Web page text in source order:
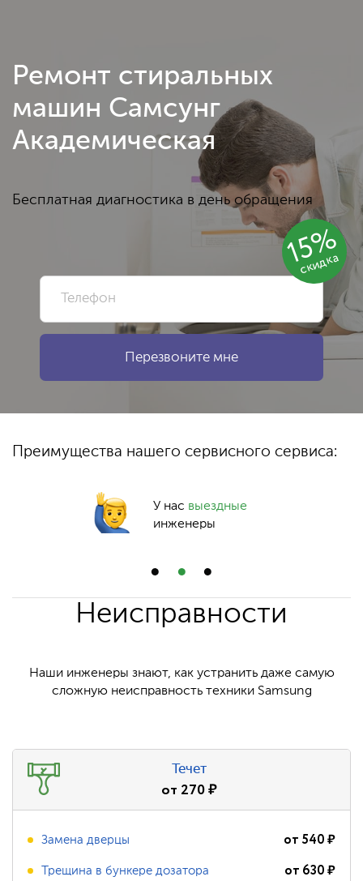
15%
скидка
Ремонт стиральных
машин Самсунг
Академическая
Бесплатная диагностика в день обращения
Преимущества нашего сервисного сервиса:
У нас выездные
инженеры
Неисправности
Наши инженеры знают, как устранить даже самую
сложную неисправность техники Samsung
Течет
от 270₽
Замена дверцы от 540₽
Трещина в бункере дозатора от 630₽